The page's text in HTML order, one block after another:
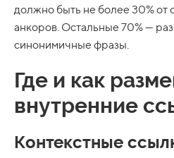
должно быть не более 30% от
анкоров. Остальные 70% —
синонимичные фразы.
Где и как
внутренние
Контекстные